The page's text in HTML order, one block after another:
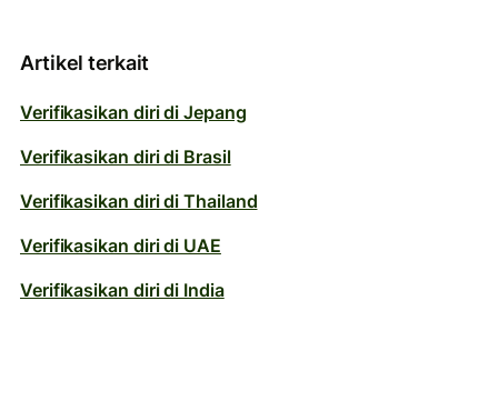
Artikel terkait
Verifikasikan diri di Jepang
Verifikasikan diri di Brasil
Verifikasikan diri di Thailand
Verifikasikan diri di UAE
Verifikasikan diri di India